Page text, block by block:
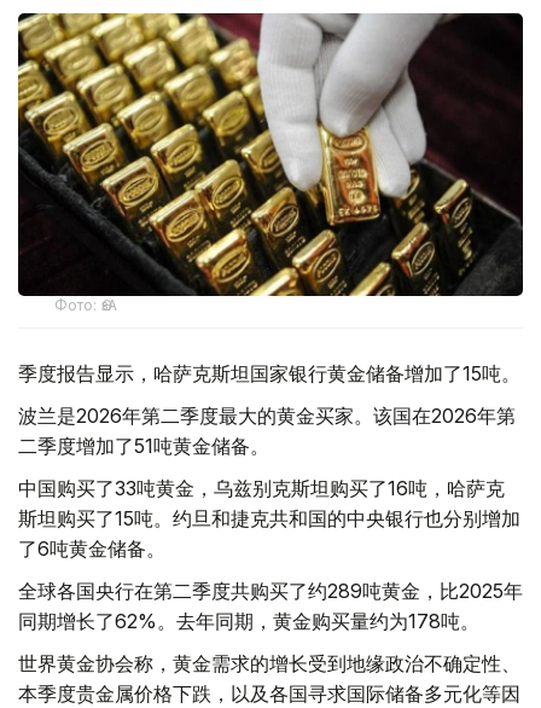
Фото: ӨзА
季度报告显示，哈萨克斯坦国家银行黄金储备增加了15吨。
波兰是2026年第二季度最大的黄金买家。该国在2026年第
二季度增加了51吨黄金储备。
中国购买了33吨黄金，乌兹别克斯坦购买了16吨，哈萨克
斯坦购买了15吨。约旦和捷克共和国的中央银行也分别增加
了6吨黄金储备。
全球各国央行在第二季度共购买了约289吨黄金，比2025年
同期增长了62%。去年同期，黄金购买量约为178吨。
世界黄金协会称，黄金需求的增长受到地缘政治不确定性、
本季度贵金属价格下跌，以及各国寻求国际储备多元化等因